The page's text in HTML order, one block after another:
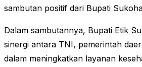
sambutan positif dari Bupati
Dalam sambutannya, Bupati Etik
sinergi antara TNI, pemerintah
dalam meningkatkan layanan